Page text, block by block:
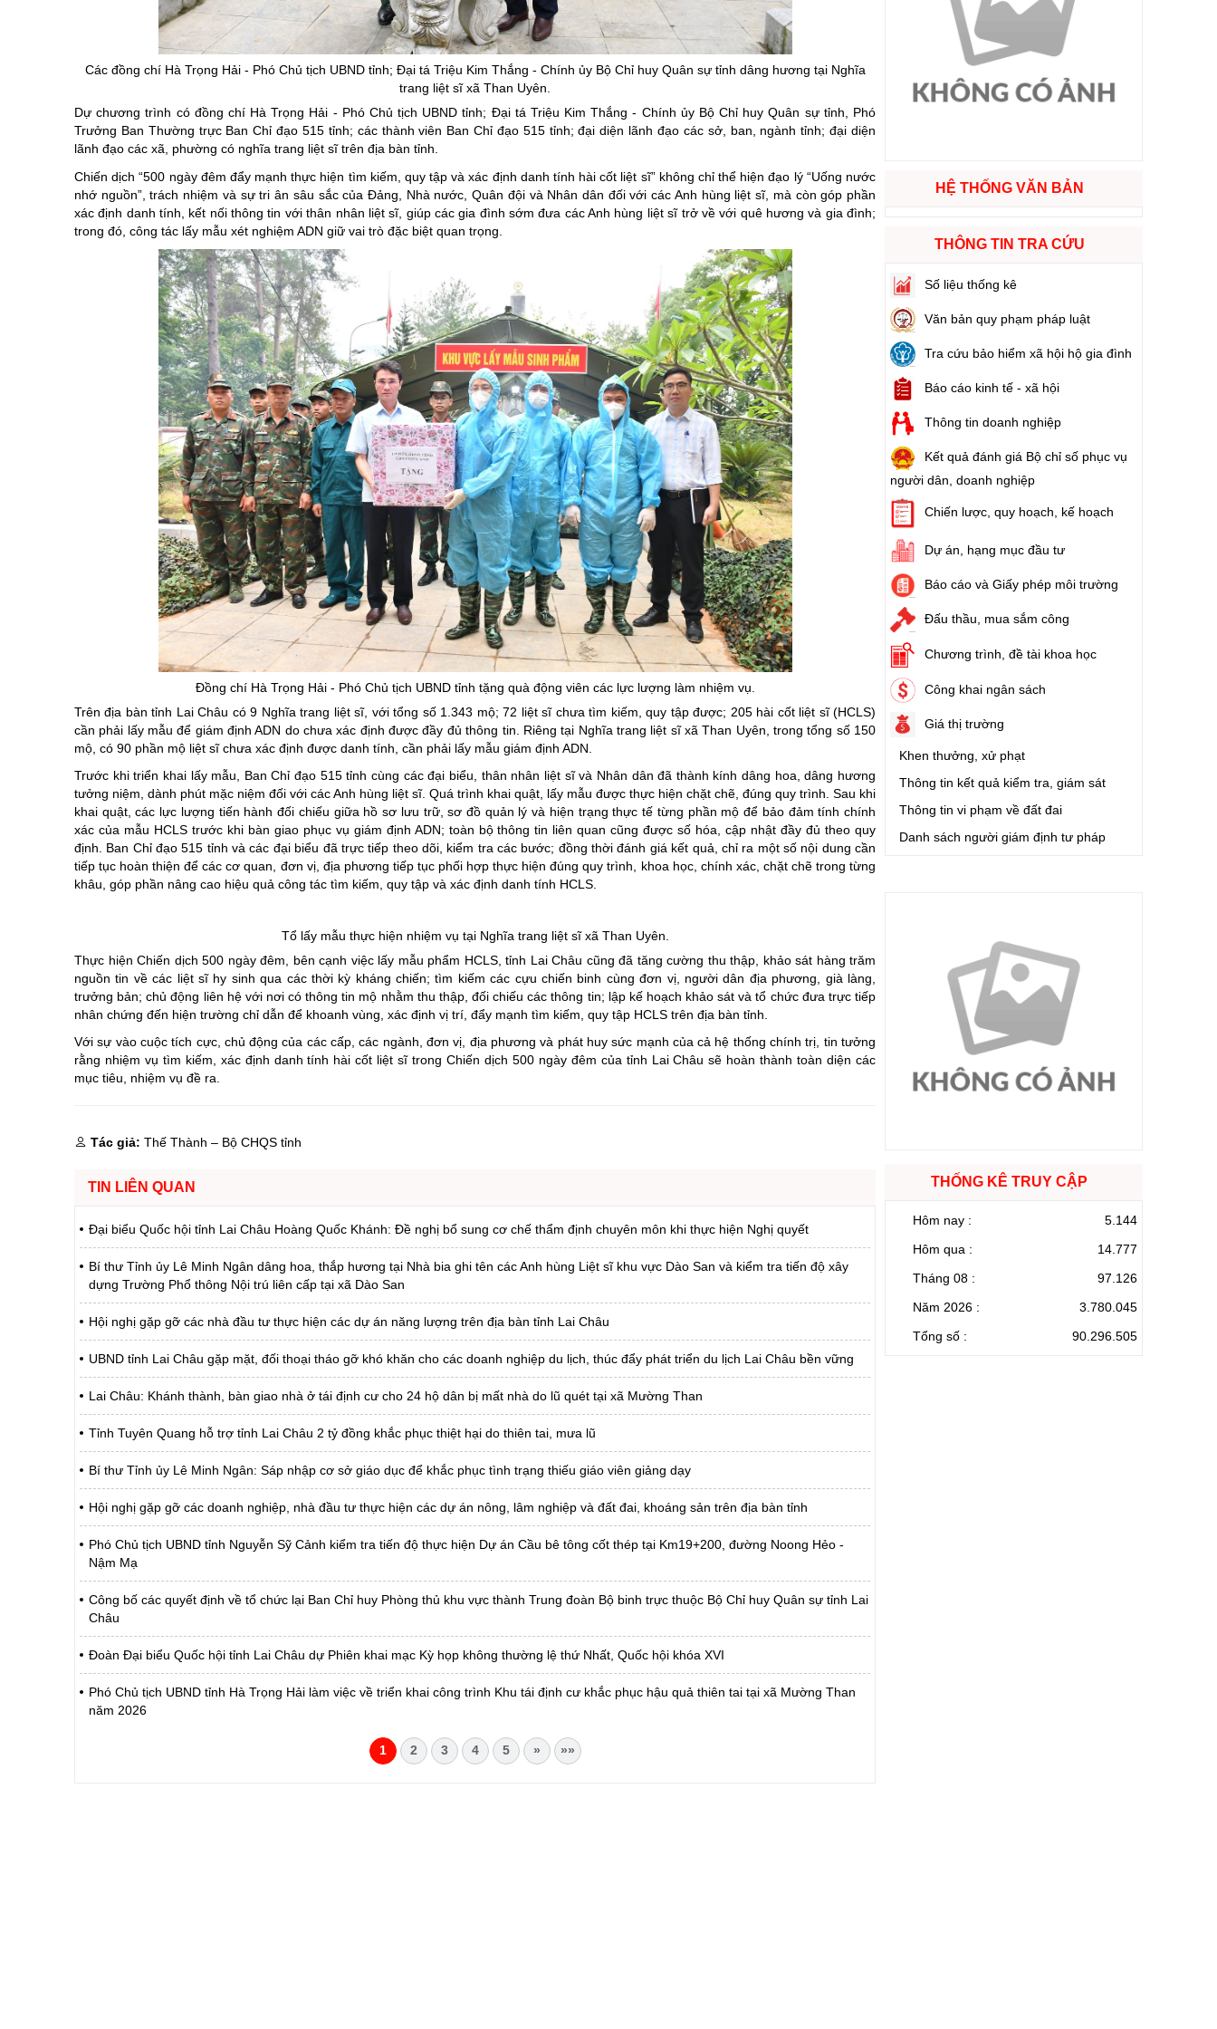
Chuyên đề tổng hợp Giảm nghèo bền vững
Đưa nghị quyết của Đảng vào cuộc sống
Bầu cử đại biểu Quốc hội khóa XVI và đại biểu Hội đồng nhân dân các cấp nhiệm kỳ 2026 - 2031
Đại hội Đảng các cấp
Gia đình hạnh phúc bền vững
Thông tin biên giới
Điểm báo
Phóng sự ảnh
Chuyên mục khác
Các đồng chí Hà Trọng Hải - Phó Chủ tịch UBND tỉnh; Đại tá Triệu Kim Thắng - Chính ủyBộ Chỉ huy Quân sự tỉnh dâng hương tại Nghĩa
trang liệt sĩ xã Than Uyên.
Dự chương trình có đồng chí Hà Trọng Hải - Phó Chủ tịch UBND tỉnh; Đại tá Triệu Kim Thắng - Chính ủy Bộ Chỉ huy Quân sự tỉnh, Phó
Trưởng Ban Thường trực Ban Chỉ đạo 515 tỉnh; các thành viên Ban Chỉ đạo 515 tỉnh; đại diện lãnh đạo các sở, ban, ngành tỉnh; đại diện
lãnh đạo các xã, phường có nghĩa trang liệt sĩ trên địa bàn tỉnh.
Chiến dịch “500 ngày đêm đẩy mạnh thực hiện tìm kiếm, quy tập và xác định danh tính hài cốt liệt sĩ” không chỉ thể hiện đạo lý “Uống nước
nhớ nguồn”, trách nhiệm và sự tri ân sâu sắc của Đảng, Nhà nước, Quân đội và Nhân dân đối với các Anh hùng liệt sĩ, mà còn góp phần
xác định danh tính, kết nối thông tin với thân nhân liệt sĩ, giúp các gia đình sớm đưa các Anh hùng liệt sĩ trở về với quê hương và gia đình;
trong đó, công tác lấy mẫu xét nghiệm ADN giữ vai trò đặc biệt quan trọng.
Đồng chí Hà Trọng Hải - Phó Chủ tịch UBND tỉnh tặng quà động viên các lực lượng làm nhiệm vụ.
Trên địa bàn tỉnh Lai Châu có 9 Nghĩa trang liệt sĩ, với tổng số 1.343 mộ; 72 liệt sĩ chưa tìm kiếm, quy tập được; 205 hài cốt liệt sĩ (HCLS)
cần phải lấy mẫu để giám định ADN do chưa xác định được đầy đủ thông tin. Riêng tại Nghĩa trang liệt sĩ xã Than Uyên, trong tổng số 150
mộ, có 90 phần mộ liệt sĩ chưa xác định được danh tính, cần phải lấy mẫu giám định ADN.
Trước khi triển khai lấy mẫu, Ban Chỉ đạo 515 tỉnh cùng các đại biểu, thân nhân liệt sĩ và Nhân dân đã thành kính dâng hoa, dâng hương
tưởng niệm, dành phút mặc niệm đối với các Anh hùng liệt sĩ. Quá trình khai quật, lấy mẫu được thực hiện chặt chẽ, đúng quy trình. Sau khi
khai quật, các lực lượng tiến hành đối chiếu giữa hồ sơ lưu trữ, sơ đồ quản lý và hiện trạng thực tế từng phần mộ để bảo đảm tính chính
xác của mẫu HCLS trước khi bàn giao phục vụ giám định ADN; toàn bộ thông tin liên quan cũng được số hóa, cập nhật đầy đủ theo quy
định. Ban Chỉ đạo 515 tỉnh và các đại biểu đã trực tiếp theo dõi, kiểm tra các bước; đồng thời đánh giá kết quả, chỉ ra một số nội dung cần
tiếp tục hoàn thiện để các cơ quan, đơn vị, địa phương tiếp tục phối hợp thực hiện đúng quy trình, khoa học, chính xác, chặt chẽ trong từng
khâu, góp phần nâng cao hiệu quả công tác tìm kiếm, quy tập và xác định danh tính HCLS.
Tổ lấy mẫu thực hiện nhiệm vụ tại Nghĩa trang liệt sĩ xã Than Uyên.
Thực hiện Chiến dịch 500 ngày đêm, bên cạnh việc lấy mẫu phẩm HCLS, tỉnh Lai Châu cũng đã tăng cường thu thập, khảo sát hàng trăm
nguồn tin về các liệt sĩ hy sinh qua các thời kỳ kháng chiến; tìm kiếm các cựu chiến binh cùng đơn vị, người dân địa phương, già làng,
trưởng bản; chủ động liên hệ với nơi có thông tin mộ nhằm thu thập, đối chiếu các thông tin; lập kế hoạch khảo sát và tổ chức đưa trực tiếp
nhân chứng đến hiện trường chỉ dẫn để khoanh vùng, xác định vị trí, đẩy mạnh tìm kiếm, quy tập HCLS trên địa bàn tỉnh.
Với sự vào cuộc tích cực, chủ động của các cấp, các ngành, đơn vị, địa phương và phát huy sức mạnh của cả hệ thống chính trị, tin tưởng
rằng nhiệm vụ tìm kiếm, xác định danh tính hài cốt liệt sĩ trong Chiến dịch 500 ngày đêm của tỉnh Lai Châu sẽ hoàn thành toàn diện các
mục tiêu, nhiệm vụ đề ra.
Tác giả: Thế Thành – Bộ CHQS tỉnh
TIN LIÊN QUAN
Đại biểu Quốc hội tỉnh Lai Châu Hoàng Quốc Khánh: Đề nghị bổ sung cơ chế thẩm định chuyên môn khi thực hiện Nghị quyết
Bí thư Tỉnh ủy Lê Minh Ngân dâng hoa, thắp hương tại Nhà bia ghi tên các Anh hùng Liệt sĩ khu vực Dào San và kiểm tra tiến độ xây
dựng Trường Phổ thông Nội trú liên cấp tại xã Dào San
Hội nghị gặp gỡ các nhà đầu tư thực hiện các dự án năng lượng trên địa bàn tỉnh Lai Châu
UBND tỉnh Lai Châu gặp mặt, đối thoại tháo gỡ khó khăn cho các doanh nghiệp du lịch, thúc đẩy phát triển du lịch Lai Châu bền vững
Lai Châu: Khánh thành, bàn giao nhà ở tái định cư cho 24 hộ dân bị mất nhà do lũ quét tại xã Mường Than
Tỉnh Tuyên Quang hỗ trợ tỉnh Lai Châu 2 tỷ đồng khắc phục thiệt hại do thiên tai, mưa lũ
Bí thư Tỉnh ủy Lê Minh Ngân: Sáp nhập cơ sở giáo dục để khắc phục tình trạng thiếu giáo viên giảng dạy
Hội nghị gặp gỡ các doanh nghiệp, nhà đầu tư thực hiện các dự án nông, lâm nghiệp và đất đai, khoáng sản trên địa bàn tỉnh
Phó Chủ tịch UBND tỉnh Nguyễn Sỹ Cảnh kiểm tra tiến độ thực hiện Dự án Cầu bê tông cốt thép tại Km19+200, đường Noong Hẻo -
Nậm Mạ
Công bố các quyết định về tổ chức lại Ban Chỉ huy Phòng thủ khu vực thành Trung đoàn Bộ binh trực thuộc Bộ Chỉ huy Quân sự tỉnh Lai
Châu
Đoàn Đại biểu Quốc hội tỉnh Lai Châu dự Phiên khai mạc Kỳ họp không thường lệ thứ Nhất, Quốc hội khóa XVI
Phó Chủ tịch UBND tỉnh Hà Trọng Hải làm việc về triển khai công trình Khu tái định cư khắc phục hậu quả thiên tai tại xã Mường Than
năm 2026
1 2 3 4 5 » »»
HỆ THỐNG VĂN BẢN
THÔNG TIN TRA CỨU
Số liệu thống kê
Văn bản quy phạm pháp luật
Tra cứu bảo hiểm xã hội hộ gia đình
Báo cáo kinh tế - xã hội
Thông tin doanh nghiệp
Kết quả đánh giá Bộ chỉ số phục vụ
người dân, doanh nghiệp
Chiến lược, quy hoạch, kế hoạch
Dự án, hạng mục đầu tư
Báo cáo và Giấy phép môi trường
Đấu thầu, mua sắm công
Chương trình, đề tài khoa học
Công khai ngân sách
Giá thị trường
Khen thưởng, xử phạt
Thông tin kết quả kiểm tra, giám sát
Thông tin vi phạm về đất đai
Danh sách người giám định tư pháp
THỐNG KÊ TRUY CẬP
Hôm nay :
5.144
Hôm qua :
14.777
Tháng 08 :
97.126
Năm 2026 :
3.780.045
Tổng số :
90.296.505